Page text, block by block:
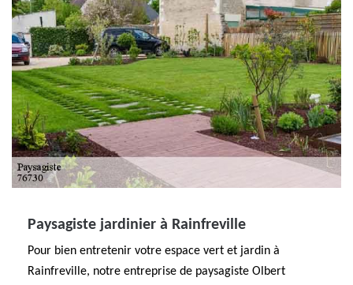
Paysagiste jardinier à Rainfreville
Pour bien entretenir votre espace vert et jardin à
Rainfreville, notre entreprise de paysagiste Olbert